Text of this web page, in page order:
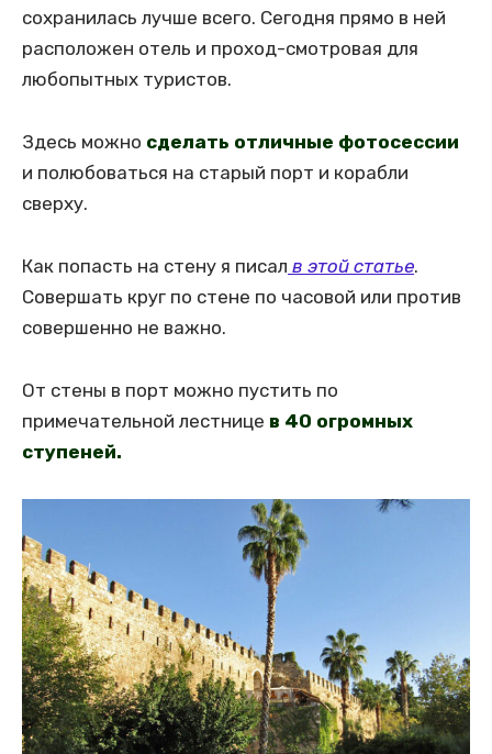
сохранилась лучше всего. Сегодня прямо в ней
расположен отель и проход-смотровая для
любопытных туристов.
Здесь можно сделать отличные фотосессии
и полюбоваться на старый порт и корабли
сверху.
Как попасть на стену я писал в этой статье.
Совершать круг по стене по часовой или против
совершенно не важно.
От стены в порт можно пустить по
примечательной лестнице в 40 огромных
ступеней.